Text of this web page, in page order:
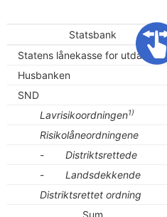
Statsbank
Statens lånekasse for utdanning
Husbanken
SND
Lavrisikoordningen1)
Risikolåneordningene
-
Distriktsrettede
-
Landsdekkende
Distriktsrettet ordning
Sum